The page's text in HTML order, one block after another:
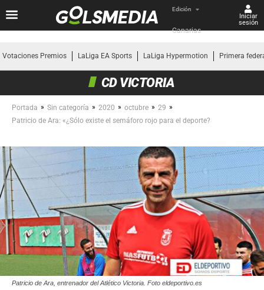
Edición
Canarias
Iniciar
sesión
Votaciones Premios LaLiga EA Sports LaLiga Hypermotion Primera
CD VICTORIA
Portada » Sin categoría » 2020 » octubre » 29 »
Patricio de Ara: «¿Sólo existe el semáforo rojo para el deporte?
Patricio de Ara, entrenador del Atlético Victoria. Foto eldeportivo.es